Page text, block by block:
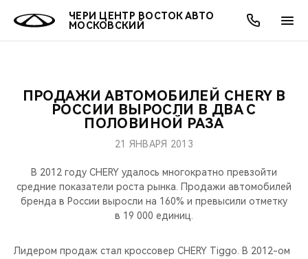
ЧЕРИ ЦЕНТР ВОСТОК АВТО
МОСКОВСКИЙ
МОДЕЛИ
КРОССОВЕРЫ
ПОКУПАТЕЛЯМ
КРЕДИТ И СТРАХОВАНИЕ
ВЛАДЕЛЬЦАМ
ЗАПЧАСТИ И АКСЕССУАРЫ
ПОДДЕРЖКА
МИР CHERY
О БРЕНДЕ
CHERY В СОЦСЕТЯХ
АКЦИИ
ОНЛАЙН СЕРВИСЫ
КРЕДИТ
О КОМПАНИИ
МЫ В СОЦСЕТЯХ
ПРОДАЖИ АВТОМОБИЛЕЙ CHERY В
РОССИИ ВЫРОСЛИ В ДВА С
ПОЛОВИНОЙ РАЗА
21 ЯНВАРЯ 2013
В 2012 году CHERY удалось многократно превзойти
средние показатели роста рынка. Продажи автомобилей
бренда в России выросли на 160% и превысили отметку
в 19 000 единиц.
Лидером продаж стал кроссовер CHERY Tiggo. В 2012-ом